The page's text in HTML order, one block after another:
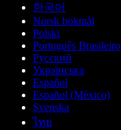
한국어
Norsk bokmål
Polski
Português Brasileiro
Русский
Українська
Español
Español (México)
Svenska
ไทย